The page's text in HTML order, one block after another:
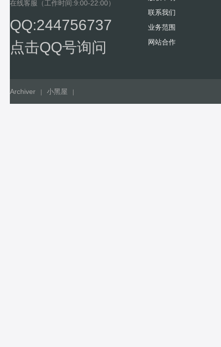
在线客服（工作时间:9:00-22:00）
QQ:244756737
点击QQ号询问
联系我们
业务范围
网站合作
Archiver 小黑屋